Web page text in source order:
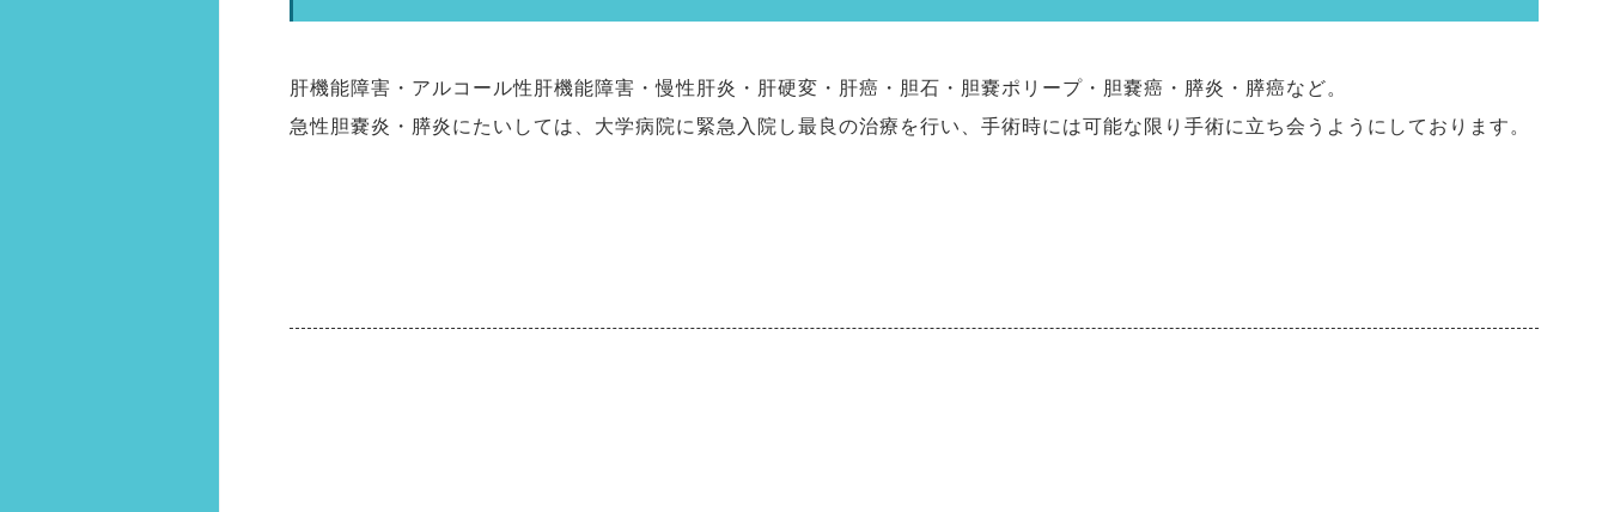
肝機能障害・アルコール性肝機能障害・慢性肝炎・肝硬変・肝癌・胆石・胆嚢ポリープ・胆嚢癌・膵炎・膵癌など。
急性胆嚢炎・膵炎にたいしては、大学病院に緊急入院し最良の治療を行い、手術時には可能な限り手術に立ち会うようにしております。